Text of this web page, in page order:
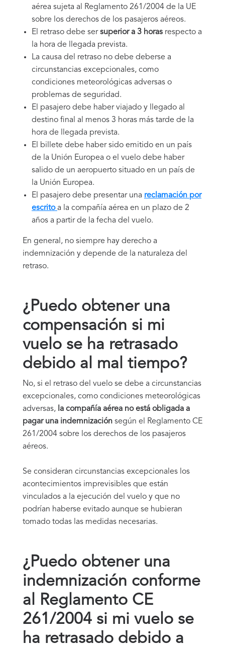
aérea sujeta al Reglamento 261/2004 de la UE
sobre los derechos de los pasajeros aéreos.
El retraso debe sersuperior a 3 horas respecto a
la hora de llegada prevista.
La causa del retraso no debe deberse a
circunstancias excepcionales, como
condiciones meteorológicas adversas o
problemas de seguridad.
El pasajero debe haber viajado y llegado al
destino final al menos 3 horas más tarde de la
hora de llegada prevista.
El billete debe haber sido emitido en un país
de la Unión Europea o el vuelo debe haber
salido de un aeropuerto situado en un país de
la Unión Europea.
El pasajero debe presentar una reclamación por
escritoa la compañía aérea en un plazo de 2
años a partir de la fecha del vuelo.
En general, no siempre hay derecho a
indemnización y depende de la naturaleza del
retraso.
¿Puedo obtener una
compensación si mi
vuelo se ha retrasado
debido al mal tiempo?
No, si el retraso del vuelo se debe a circunstancias
excepcionales, como condiciones meteorológicas
adversas, la compañía aérea no está obligada a
pagar una indemnización según el Reglamento CE
261/2004 sobre los derechos de los pasajeros
aéreos.
Se consideran circunstancias excepcionales los
acontecimientos imprevisibles que están
vinculados a la ejecución del vuelo y que no
podrían haberse evitado aunque se hubieran
tomado todas las medidas necesarias.
¿Puedo obtener una
indemnización conforme
al Reglamento CE
261/2004 si mi vuelo se
ha retrasado debido a